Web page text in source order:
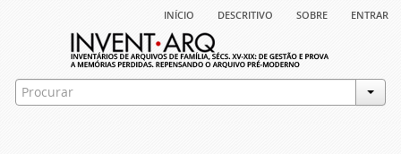
início descritivo sobre entrar